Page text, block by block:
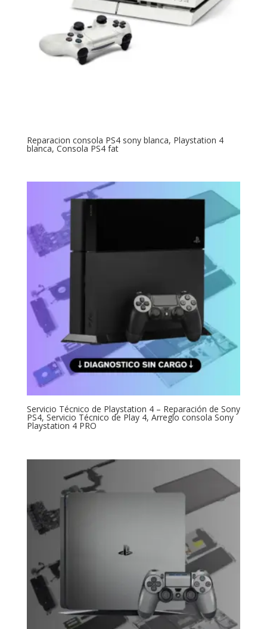
Reparacion consola PS4 sony blanca, Playstation 4
blanca, Consola PS4 fat
Servicio Técnico de Playstation 4 – Reparación de Sony
PS4, Servicio Técnico de Play 4, Arreglo consola Sony
Playstation 4 PRO